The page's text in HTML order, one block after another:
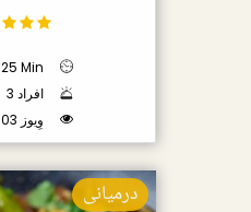
25 Min
3 افراد
18303 وِیوز
درمیانی